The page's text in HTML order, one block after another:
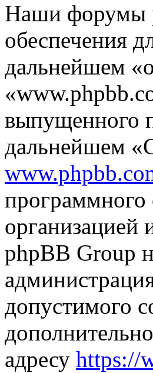
Наши форумы
обеспечения
дальнейшем
выпущенного
дальнейшем
программного
организацией
phpBB Group
допустимого
адресу https://